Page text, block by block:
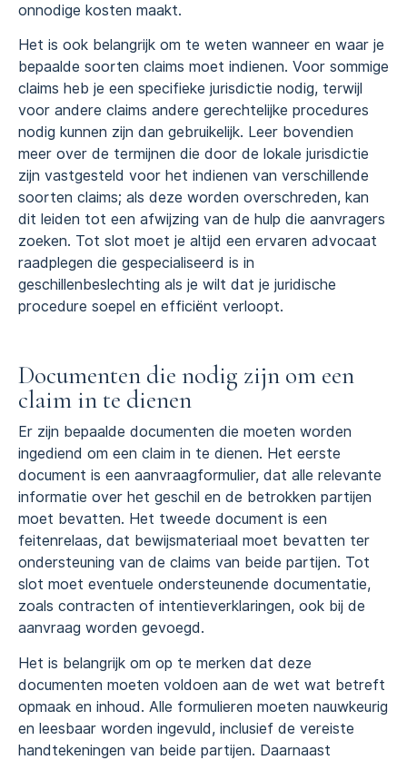
onnodige kosten maakt.
Het is ook belangrijk om te weten wanneer en waar je
bepaalde soorten claims moet indienen. Voor sommige
claims heb je een specifieke jurisdictie nodig, terwijl
voor andere claims andere gerechtelijke procedures
nodig kunnen zijn dan gebruikelijk. Leer bovendien
meer over de termijnen die door de lokale jurisdictie
zijn vastgesteld voor het indienen van verschillende
soorten claims; als deze worden overschreden, kan
dit leiden tot een afwijzing van de hulp die aanvragers
zoeken. Tot slot moet je altijd een ervaren advocaat
raadplegen die gespecialiseerd is in
geschillenbeslechting als je wilt dat je juridische
procedure soepel en efficiënt verloopt.
Documenten die nodig zijn om een
claim in te dienen
Er zijn bepaalde documenten die moeten worden
ingediend om een claim in te dienen. Het eerste
document is een aanvraagformulier, dat alle relevante
informatie over het geschil en de betrokken partijen
moet bevatten. Het tweede document is een
feitenrelaas, dat bewijsmateriaal moet bevatten ter
ondersteuning van de claims van beide partijen. Tot
slot moet eventuele ondersteunende documentatie,
zoals contracten of intentieverklaringen, ook bij de
aanvraag worden gevoegd.
Het is belangrijk om op te merken dat deze
documenten moeten voldoen aan de wet wat betreft
opmaak en inhoud. Alle formulieren moeten nauwkeurig
en leesbaar worden ingevuld, inclusief de vereiste
handtekeningen van beide partijen. Daarnaast